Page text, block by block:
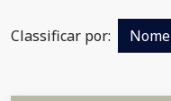
Classificar por: Nome